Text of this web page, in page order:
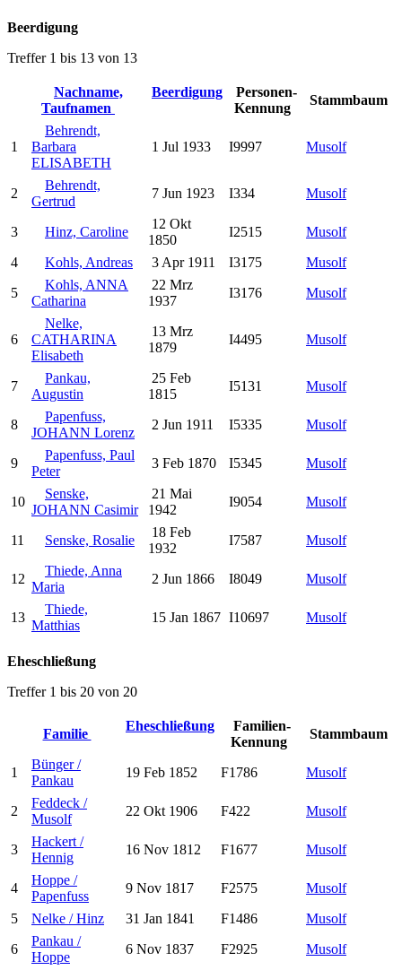
Beerdigung
Treffer 1 bis 13 von 13
Nachname,
Taufnamen
Beerdigung
Personen-
Kennung
Stammbaum
1
Behrendt,
Barbara
ELISABETH
1 Jul 1933 I9997 Musolf
2
Behrendt,
Gertrud
7 Jun 1923 I334 Musolf
3 Hinz, Caroline
12 Okt
1850
I2515
Musolf
4
Kohls, Andreas 3 Apr 1911 I3175
Musolf
5
Kohls, ANNA
Catharina
22 Mrz
1937
I3176 Musolf
6
Nelke,
CATHARINA
Elisabeth
13 Mrz
1879
I4495 Musolf
7
Pankau,
Augustin
25 Feb
1815
I5131 Musolf
8
Papenfuss,
JOHANN Lorenz
2 Jun 1911 I5335 Musolf
9
Papenfuss, Paul
Peter
3 Feb 1870 I5345 Musolf
10
Senske,
JOHANN Casimir
21 Mai
1942
I9054 Musolf
11 Senske, Rosalie
18 Feb
1932
I7587 Musolf
12
Thiede, Anna
Maria
2 Jun 1866 I8049 Musolf
13
Thiede,
Matthias
15 Jan 1867 I10697 Musolf
Eheschließung
Treffer 1 bis 20 von 20
Familie
Eheschließung
Familien-
Kennung
Stammbaum
1
Bünger /
Pankau
19 Feb 1852 F1786 Musolf
2
Feddeck /
Musolf
22 Okt 1906 F422 Musolf
3
Hackert /
Hennig
16 Nov 1812 F1677 Musolf
4
Hoppe /
Papenfuss
9 Nov 1817 F2575
Musolf
5
Nelke / Hinz 31 Jan 1841 F1486
Musolf
6
Pankau /
Hoppe
6 Nov 1837 F2925 Musolf